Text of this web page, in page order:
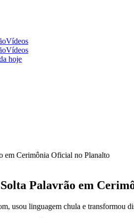
Vídeos
Vídeos
hoje
em Cerimônia Oficial no Planalto
Palavrão em
usou linguagem chula e transformou